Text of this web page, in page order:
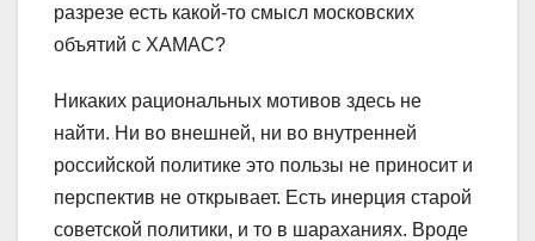
разрезе есть какой-то смысл московских
объятий с ХАМАС?
Никаких рациональных мотивов здесь не
найти. Ни во внешней, ни во внутренней
российской политике это пользы не приносит и
перспектив не открывает. Есть инерция старой
советской политики, и то в шараханиях. Вроде